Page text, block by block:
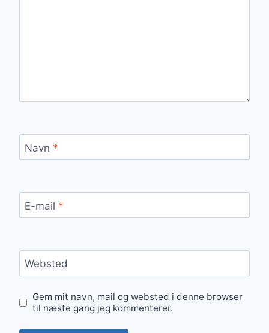
Navn *
E-mail *
Websted
Gem mit navn, mail og websted i denne browser
til næste gang jeg kommenterer.